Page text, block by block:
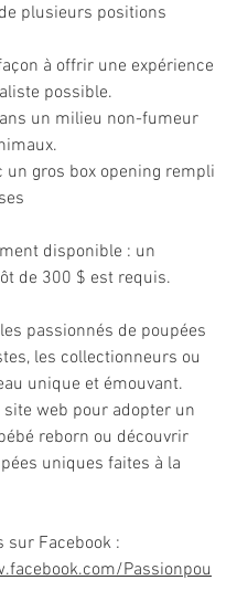
plusieurs positions
à offrir une expérience
possible.
un milieu non-fumeur
un gros box opening rempli
disponible : un
de 300 $ est requis.
passionnés de poupées
les collectionneurs ou
unique et émouvant.
web pour adopter un
reborn ou découvrir
uniques faites à la
sur Facebook :
Passionpou